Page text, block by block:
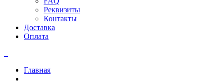
Реквизиты
Контакты
Доставка
Оплата
Главная